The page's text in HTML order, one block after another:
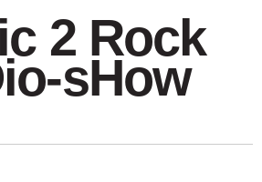
2 Rock
sHow